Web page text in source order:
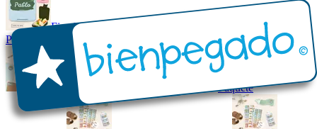
Fiambrera con tu nombre básica
Paquetes
Kit combinado de etiquetas Paquete